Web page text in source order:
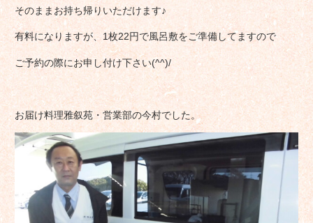
そのままお持ち帰りいただけます♪
有料になりますが、1枚22円で風呂敷をご準備してますので
ご予約の際にお申し付け下さい(^^)/
お届け料理雅叙苑・営業部の今村でした。